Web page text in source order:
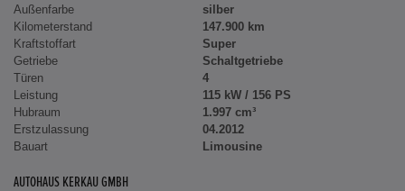
Außenfarbe
silber
Kilometerstand
147.900 km
Kraftstoffart
Super
Getriebe
Schaltgetriebe
Türen
4
Leistung
115 kW / 156 PS
Hubraum
1.997 cm³
Erstzulassung
04.2012
Bauart
Limousine
AUTOHAUS KERKAU GMBH